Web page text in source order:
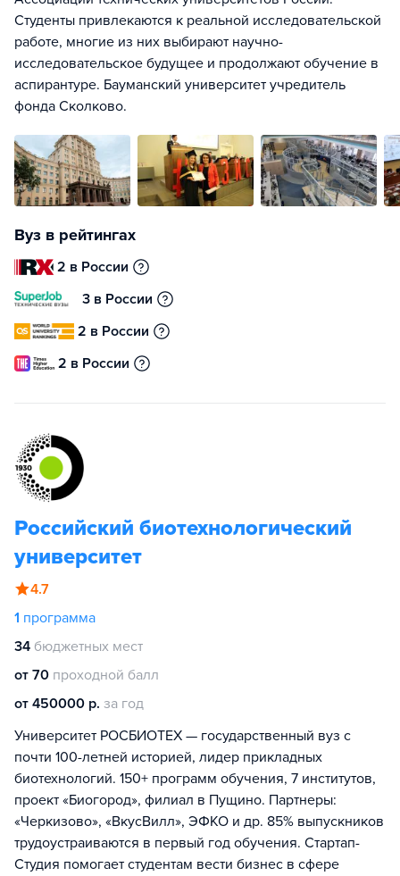
Студенты привлекаются к реальной исследовательской
работе, многие из них выбирают научно-
исследовательское будущее и продолжают обучение в
аспирантуре. Бауманский университет учредитель
фонда Сколково.
Вуз в рейтингах
2 в России
3 в России
2 в России
2 в России
Российский биотехнологический
университет
4.7
1 программа
34 бюджетных мест
от 70 проходной балл
от 450000 р. за год
Университет РОСБИОТЕХ — государственный вуз с
почти 100-летней историей, лидер прикладных
биотехнологий. 150+ программ обучения, 7 институтов,
проект «Биогород», филиал в Пущино. Партнеры:
«Черкизово», «ВкусВилл», ЭФКО и др. 85% выпускников
трудоустраиваются в первый год обучения. Стартап-
Студия помогает студентам вести бизнес в сфере